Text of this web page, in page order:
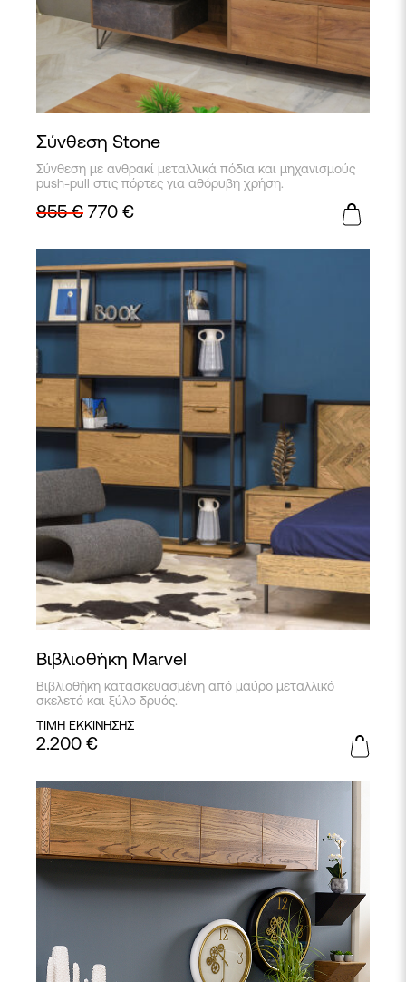
Σύνθεση Stone
Σύνθεση με ανθρακί μεταλλικά πόδια και μηχανισμούς
push-pull στις πόρτες για αθόρυβη χρήση.
855€ 770 €
Βιβλιοθήκη Marvel
Βιβλιοθήκη κατασκευασμένη από μαύρο μεταλλικό
σκελετό και ξύλο δρυός.
ΤΙΜΗ ΕΚΚΙΝΗΣΗΣ
2.200 €